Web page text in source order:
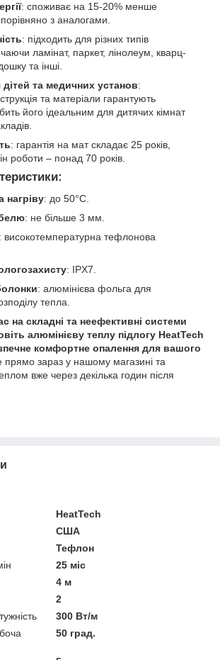
: споживає на 15-20% менше
порівняно з аналогами.
: підходить для різних типів
ламінат, паркет, лінолеум, кварц-
та інші.
дітей та медичних установ:
та матеріали гарантують
його ідеальним для дитячих кімнат
: гарантія на мат складає 25 років,
роботи – понад 70 років.
нагріву: до 50°C.
: не більше 3 мм.
високотемпературна тефлонова
: IPX7.
: алюмінієва фольга для
тепла.
на складні та неефективні системи
алюмінієву теплу підлогу HeatTech
комфортне опалення для вашого
прямо зараз у нашому магазині та
вже через декілька годин після
HeatTech
США
Тефлон
25 міс
4 м
2
300 Вт/м
50 град.